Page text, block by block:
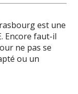
est une
Encore faut-il
ne pas se
ou un